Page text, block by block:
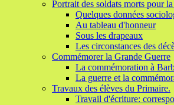
Portrait des soldats morts pour
Quelques données
Au tableau d'honneur
Sous les drapeaux
Les circonstances des
Commémorer la Grande Guerre
La commémoration à
La guerre et la
Travaux des élèves du Primaire.
Travail d'écriture: